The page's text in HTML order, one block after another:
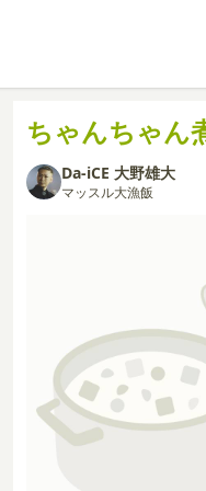
ちゃんちゃん
Da-iCE 大野雄大
マッスル大漁飯